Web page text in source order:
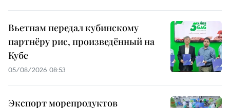
Вьетнам передал кубинскому
партнёру рис, произведённый на
Кубе
05/08/2026 08:53
Экспорт морепродуктов